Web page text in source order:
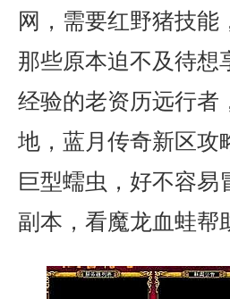
网，需要红野猪技
那些原本迫不及待想
经验的老资历远行者
地，蓝月传奇新区攻
巨型蠕虫，好不容
副本，看魔龙血蛙帮